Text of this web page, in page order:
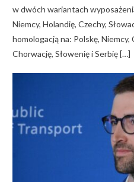
w dwóch wariantach
Niemcy, Holandię, Czechy,
homologacją na: Polskę, Niemcy,
Chorwację, Słowenię i Serbię […]